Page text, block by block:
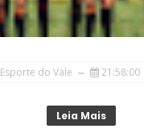
Esporte do Vale 21:58:00
Leia Mais